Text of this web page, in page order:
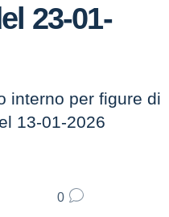
23-01-
interno per figure di
13-01-2026
0